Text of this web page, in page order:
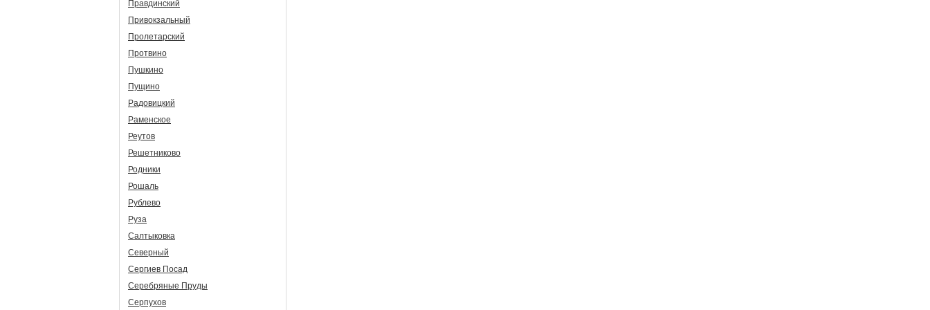
Правдинский
Привокзальный
Пролетарский
Протвино
Пушкино
Пущино
Радовицкий
Раменское
Реутов
Решетниково
Родники
Рошаль
Рублево
Руза
Салтыковка
Северный
Сергиев Посад
Серебряные Пруды
Серпухов